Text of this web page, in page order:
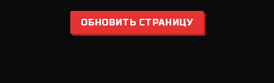
ОБНОВИТЬ СТРАНИЦУ